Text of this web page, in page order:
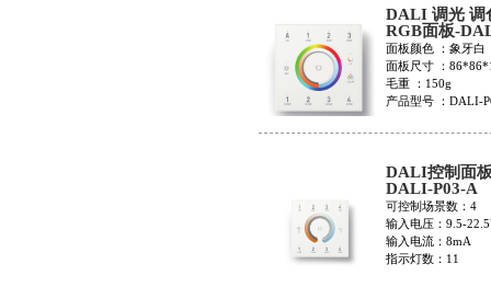
DALI 调光 调
RGB面板-
面板颜色 ：象牙白
面板尺寸 ：
毛重 ：150g
产品型号 ：DALI-
DALI控制面
DALI-P03-A
可控制场景数：4
输入电压：9.5-
输入电流：8mA
指示灯数：11